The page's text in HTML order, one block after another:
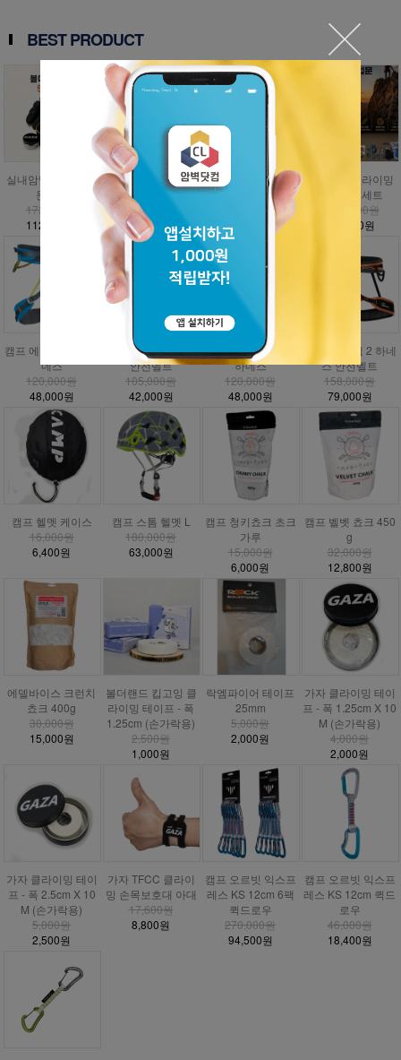
BEST PRODUCT
실내암벽 볼더링 입
문세트
173,000원
112,500원
인공외벽 클라이밍
입문세트
797,000원
358,700원
자연암벽 클라이밍
입문세트
1,009,000원
454,100원
자연암벽 클라이밍
고급 입문세트
1,476,000원
885,600원
캠프 에너지 CR3 하
네스
120,000원
48,000원
캠프 에너지 하네스
안전벨트
105,000원
42,000원
캠프 에너지 주니어
하네스
120,000원
48,000원
DMM 매버릭 2 하네
스 안전벨트
158,000원
79,000원
캠프 헬멧 케이스
16,000원
6,400원
캠프 스톰 헬멧 L
180,000원
63,000원
캠프 청키쵸크 초크
가루
15,000원
6,000원
캠프 벨벳 쵸크 450
g
32,000원
12,800원
에델바이스 크런치
쵸크 400g
30,000원
15,000원
볼더랜드 킵고잉 클
라이밍 테이프 - 폭
1.25cm (손가락용)
2,500원
1,000원
락엠파이어 테이프
25mm
5,000원
2,000원
가자 클라이밍 테이
프 - 폭 1.25cm X 10
M (손가락용)
4,000원
2,000원
가자 클라이밍 테이
프 - 폭 2.5cm X 10
M (손가락용)
5,000원
2,500원
가자 TFCC 클라이
밍 손목보호대 아대
17,600원
8,800원
캠프 오르빗 익스프
레스 KS 12cm 6팩
퀵드로우
270,000원
94,500원
캠프 오르빗 익스프
레스 KS 12cm 퀵드
로우
46,000원
18,400원